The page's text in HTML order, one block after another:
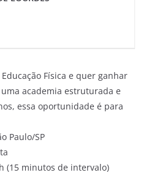
Física e quer ganhar
academia estruturada e
essa oportunidade é para
Paulo/SP
(15 minutos de intervalo)